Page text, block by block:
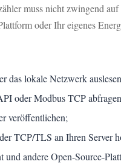
muss nicht zwingend
oder Ihr eigenes
das lokale Netzwerk
oder Modbus TCP
veröffentlichen;
TCP/TLS an Ihren Server
andere Open-Source-